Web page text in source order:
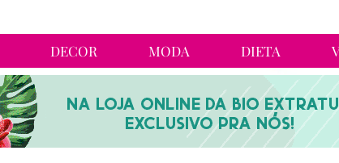
DECOR MODA DIETA